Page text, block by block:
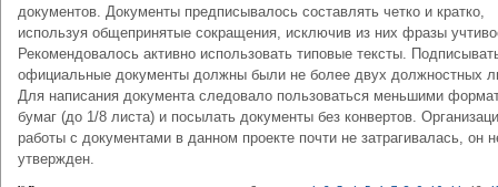
документов. Документы предписывалось составлять четко и кратко,
используя общепринятые сокращения, исключив из них фразы
Рекомендовалось активно использовать типовые тексты.
официальные документы должны были не более двух должностных
Для написания документа следовало пользоваться меньшими
бумаг (до 1/8 листа) и посылать документы без конвертов.
работы с документами в данном проекте почти не затрагивалась, он
утвержден.